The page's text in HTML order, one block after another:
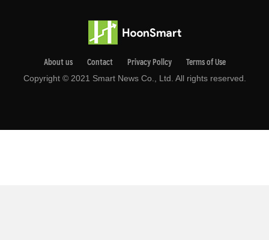
About us Contact Privacy Pollcy Terms of Use
Copyright © 2021 Smart News Co., Ltd. All rights reserved.